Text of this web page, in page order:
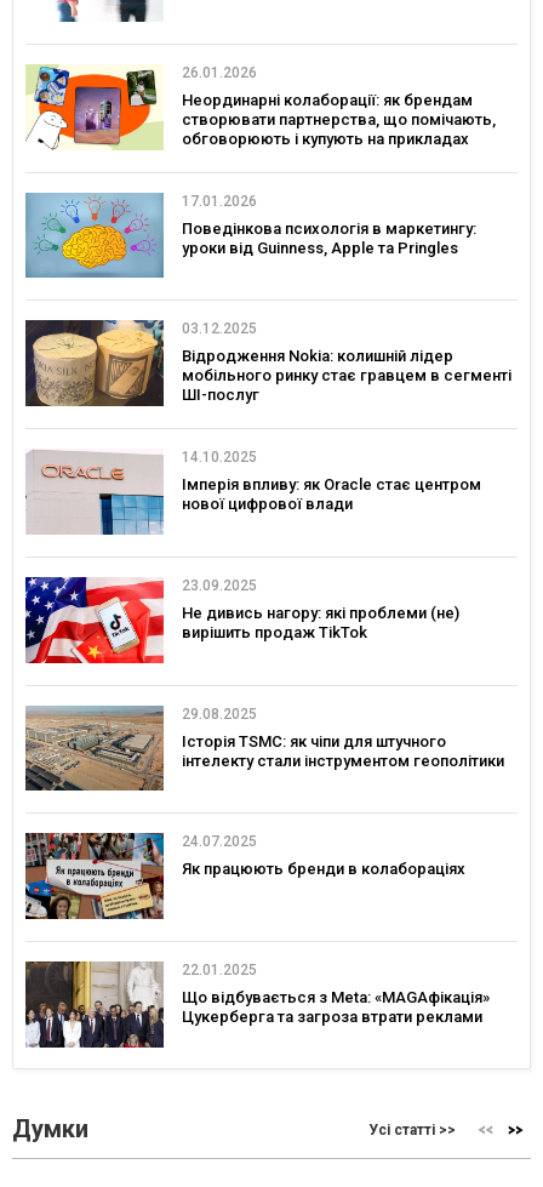
26.01.2026
Неординарні колаборації: як брендам
створювати партнерства, що помічають,
обговорюють і купують на прикладах
17.01.2026
Поведінкова психологія в маркетингу:
уроки від Guinness, Apple та Pringles
03.12.2025
Відродження Nokia: колишній лідер
мобільного ринку стає гравцем в сегменті
ШІ-послуг
14.10.2025
Імперія впливу: як Oracle стає центром
нової цифрової влади
23.09.2025
Не дивись нагору: які проблеми (не)
вирішить продаж TikTok
29.08.2025
Історія TSMC: як чіпи для штучного
інтелекту стали інструментом геополітики
24.07.2025
Як працюють бренди в колабораціях
22.01.2025
Що відбувається з Meta: «MAGAфікація»
Цукерберга та загроза втрати реклами
Думки Усі статті >>